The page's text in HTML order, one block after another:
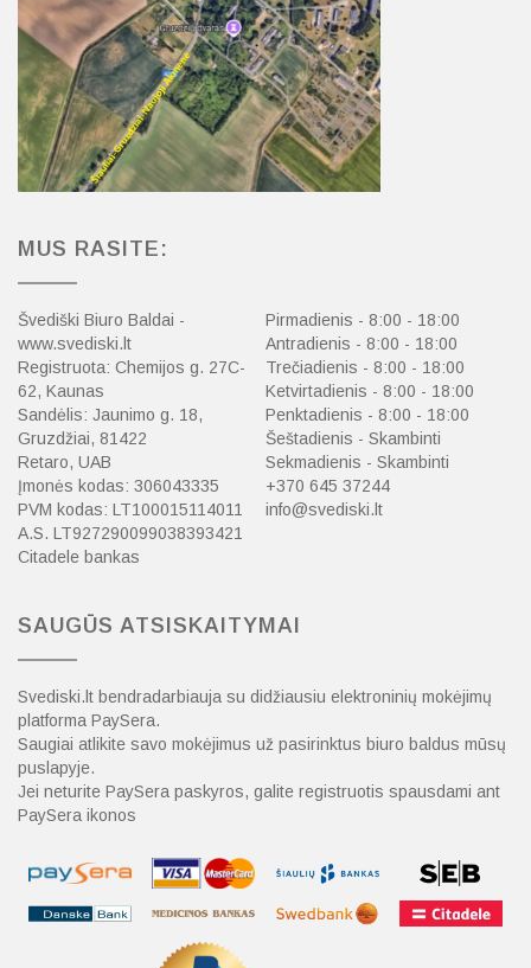
MUS RASITE:
Švediški Biuro Baldai -
www.svediski.lt
Registruota: Chemijos g. 27C-
62, Kaunas
Sandėlis: Jaunimo g. 18,
Gruzdžiai, 81422
Retaro, UAB
Įmonės kodas: 306043335
PVM kodas: LT100015114011
A.S. LT927290099038393421
Citadele bankas
Pirmadienis - 8:00 - 18:00
Antradienis - 8:00 - 18:00
Trečiadienis - 8:00 - 18:00
Ketvirtadienis - 8:00 - 18:00
Penktadienis - 8:00 - 18:00
Šeštadienis - Skambinti
Sekmadienis - Skambinti
+370 645 37244
info@svediski.lt
SAUGŪS ATSISKAITYMAI
Svediski.lt bendradarbiauja su didžiausiu elektroninių mokėjimų
platforma PaySera.
Saugiai atlikite savo mokėjimus už pasirinktus biuro baldus mūsų
puslapyje.
Jei neturite PaySera paskyros, galite registruotis spausdami ant
PaySera ikonos